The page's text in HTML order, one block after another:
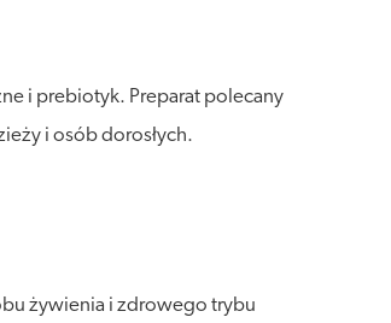
i prebiotyk. Preparat polecany
i osób dorosłych.
żywienia i zdrowego trybu